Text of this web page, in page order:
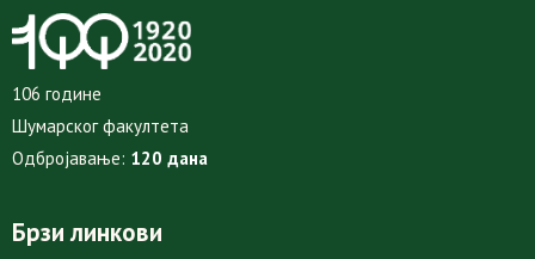
106 године
Шумарског факултета
Одбројавање: 120 дана
Брзи линкови